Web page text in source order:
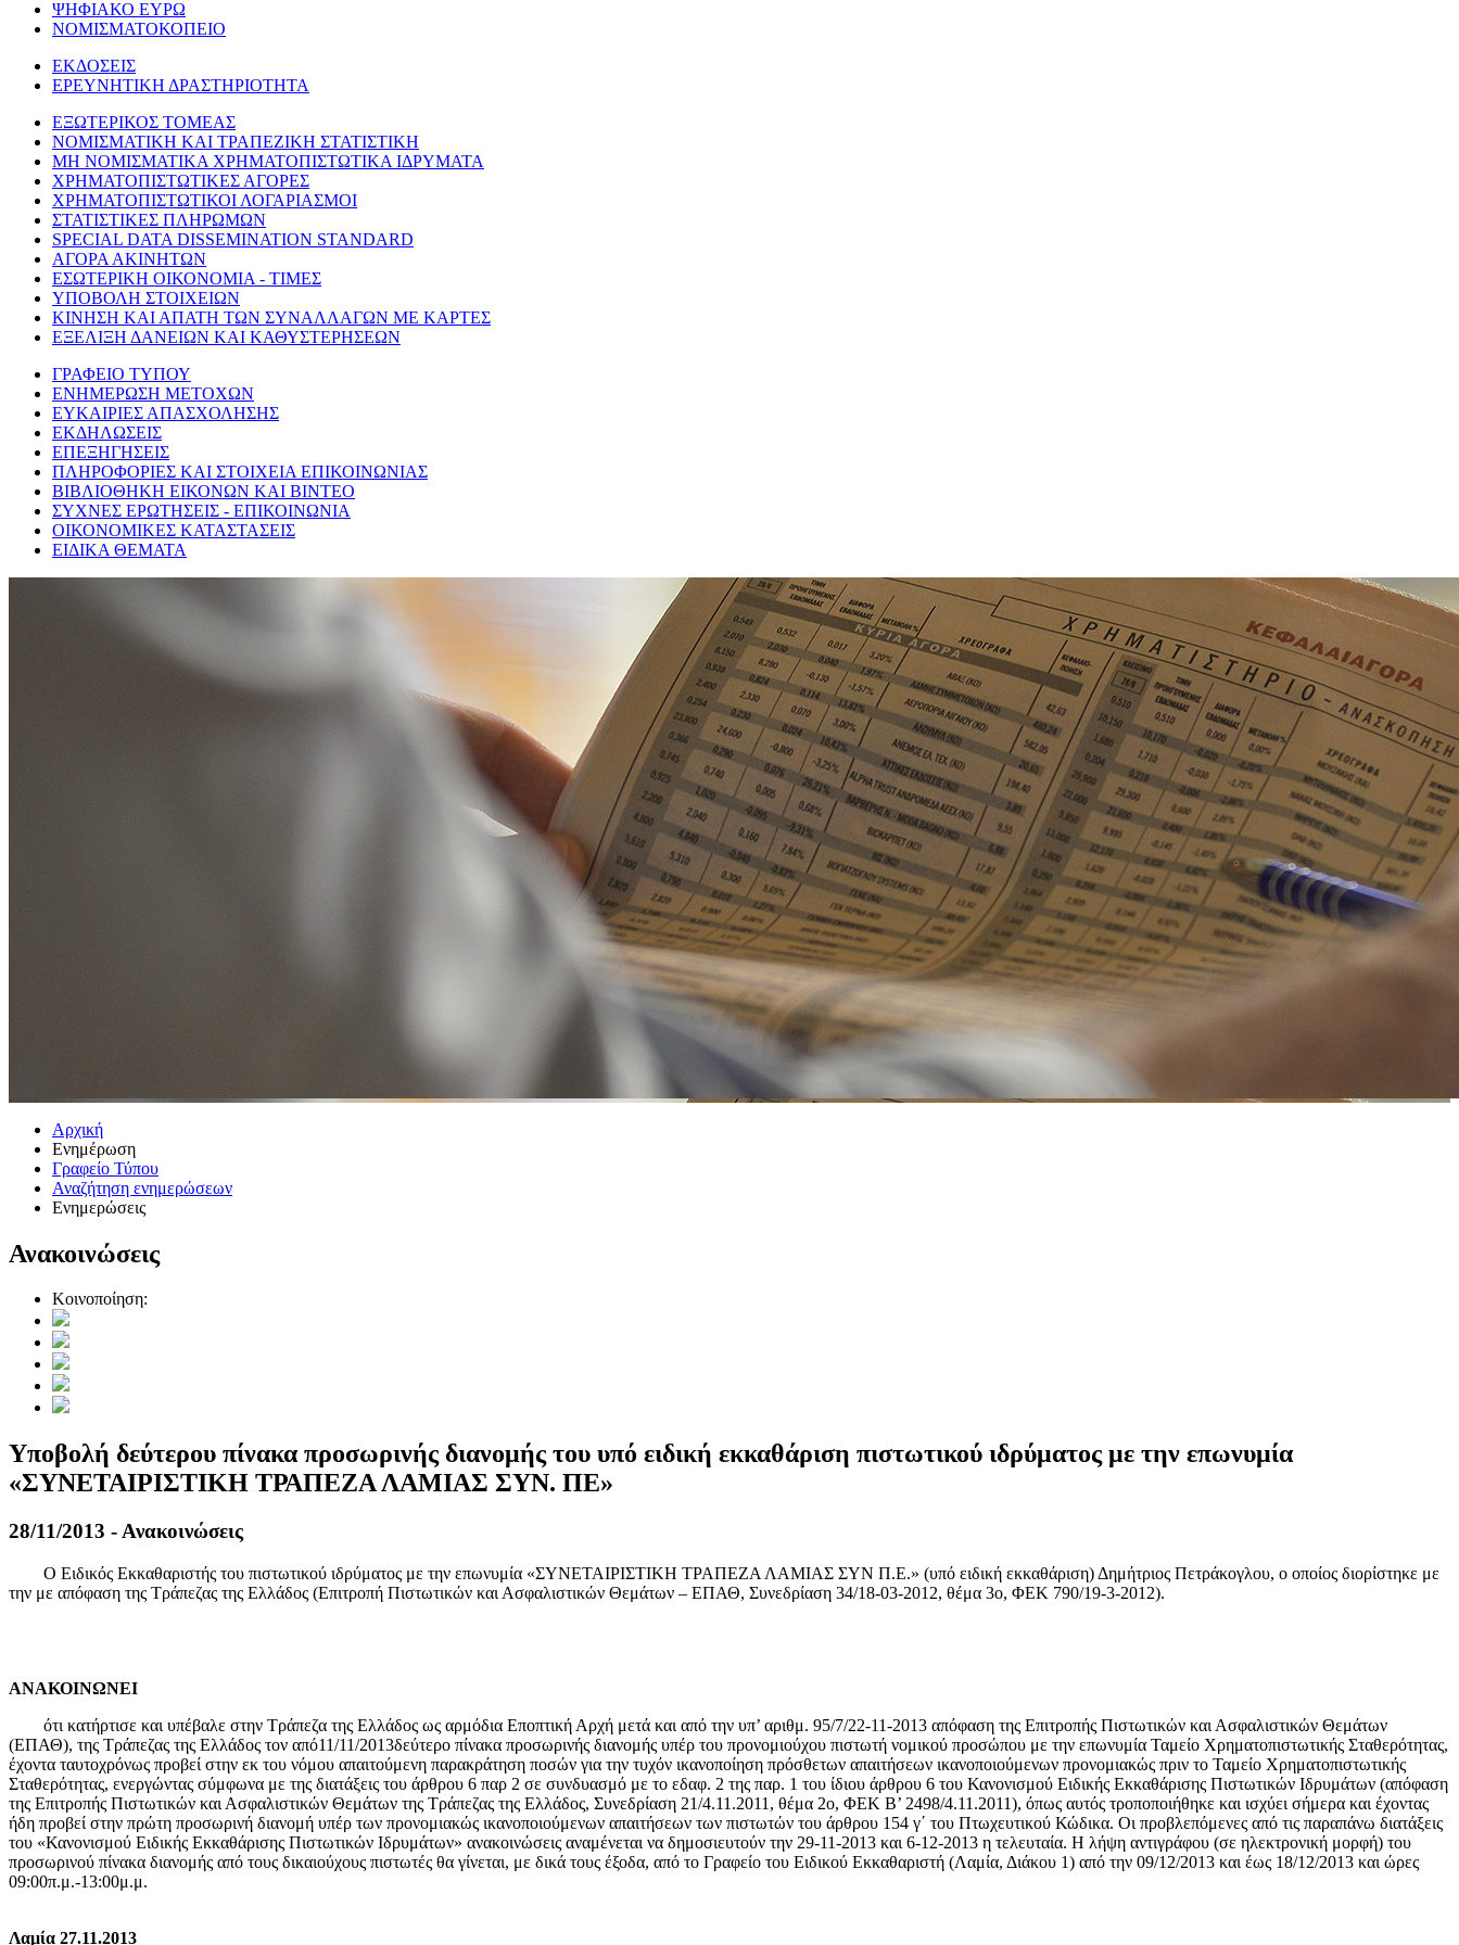
ΨΗΦΙΑΚΟ ΕΥΡΩ
ΝΟΜΙΣΜΑΤΟΚΟΠΕΙΟ
ΕΚΔΟΣΕΙΣ
ΕΡΕΥΝΗΤΙΚΗ ΔΡΑΣΤΗΡΙΟΤΗΤΑ
ΕΞΩΤΕΡΙΚΟΣ ΤΟΜΕΑΣ
ΝΟΜΙΣΜΑΤΙΚΗ ΚΑΙ ΤΡΑΠΕΖΙΚΗ ΣΤΑΤΙΣΤΙΚΗ
ΜΗ ΝΟΜΙΣΜΑΤΙΚΑ ΧΡΗΜΑΤΟΠΙΣΤΩΤΙΚΑ ΙΔΡΥΜΑΤΑ
ΧΡΗΜΑΤΟΠΙΣΤΩΤΙΚΕΣ ΑΓΟΡΕΣ
ΧΡΗΜΑΤΟΠΙΣΤΩΤΙΚΟΙ ΛΟΓΑΡΙΑΣΜΟΙ
ΣΤΑΤΙΣΤΙΚΕΣ ΠΛΗΡΩΜΩΝ
SPECIAL DATA DISSEMINATION STANDARD
ΑΓΟΡΑ ΑΚΙΝΗΤΩΝ
ΕΣΩΤΕΡΙΚΗ ΟΙΚΟΝΟΜΙΑ - ΤΙΜΕΣ
ΥΠΟΒΟΛΗ ΣΤΟΙΧΕΙΩΝ
ΚΙΝΗΣΗ ΚΑΙ ΑΠΑΤΗ ΤΩΝ ΣΥΝΑΛΛΑΓΩΝ ΜΕ ΚΑΡΤΕΣ
ΕΞΕΛΙΞΗ ΔΑΝΕΙΩΝ ΚΑΙ ΚΑΘΥΣΤΕΡΗΣΕΩΝ
ΓΡΑΦΕΙΟ ΤΥΠΟΥ
ΕΝΗΜΕΡΩΣΗ ΜΕΤΟΧΩΝ
ΕΥΚΑΙΡΙΕΣ ΑΠΑΣΧΟΛΗΣΗΣ
ΕΚΔΗΛΩΣΕΙΣ
ΕΠΕΞΗΓΗΣΕΙΣ
ΠΛΗΡΟΦΟΡΙΕΣ ΚΑΙ ΣΤΟΙΧΕΙΑ ΕΠΙΚΟΙΝΩΝΙΑΣ
ΒΙΒΛΙΟΘΗΚΗ ΕΙΚΟΝΩΝ ΚΑΙ ΒΙΝΤΕΟ
ΣΥΧΝΕΣ ΕΡΩΤΗΣΕΙΣ - ΕΠΙΚΟΙΝΩΝΙΑ
ΟΙΚΟΝΟΜΙΚΕΣ ΚΑΤΑΣΤΑΣΕΙΣ
ΕΙΔΙΚΑ ΘΕΜΑΤΑ
Αρχική
Ενημέρωση
Γραφείο Τύπου
Αναζήτηση ενημερώσεων
Ενημερώσεις
Ανακοινώσεις
Κοινοποίηση:
Υποβολή δεύτερου πίνακα προσωρινής διανομής του υπό ειδική εκκαθάριση πιστωτικού ιδρύματος με την επωνυμία
«ΣΥΝΕΤΑΙΡΙΣΤΙΚΗ ΤΡΑΠΕΖΑ ΛΑΜΙΑΣ ΣΥΝ. ΠΕ»
28/11/2013 - Ανακοινώσεις
Ο Ειδικός Εκκαθαριστής του πιστωτικού ιδρύματος με την επωνυμία «ΣΥΝΕΤΑΙΡΙΣΤΙΚΗ ΤΡΑΠΕΖΑ ΛΑΜΙΑΣ ΣΥΝ Π.Ε.» (υπό ειδική εκκαθάριση) Δημήτριος Πετράκογλου, ο οποίος διορίστηκε με
την με απόφαση της Τράπεζας της Ελλάδος (Επιτροπή Πιστωτικών και Ασφαλιστικών Θεμάτων – ΕΠΑΘ, Συνεδρίαση 34/18-03-2012, θέμα 3ο, ΦΕΚ 790/19-3-2012).
ΑΝΑΚΟΙΝΩΝΕΙ
ότι κατήρτισε και υπέβαλε στην Τράπεζα της Ελλάδος ως αρμόδια Εποπτική Αρχή μετά και από την υπ’ αριθμ. 95/7/22-11-2013 απόφαση της Επιτροπής Πιστωτικών και Ασφαλιστικών Θεμάτων
(ΕΠΑΘ), της Τράπεζας της Ελλάδος τον από11/11/2013δεύτερο πίνακα προσωρινής διανομής υπέρ του προνομιούχου πιστωτή νομικού προσώπου με την επωνυμία Ταμείο Χρηματοπιστωτικής Σταθερότητας,
έχοντα ταυτοχρόνως προβεί στην εκ του νόμου απαιτούμενη παρακράτηση ποσών για την τυχόν ικανοποίηση πρόσθετων απαιτήσεων ικανοποιούμενων προνομιακώς πριν το Ταμείο Χρηματοπιστωτικής
Σταθερότητας, ενεργώντας σύμφωνα με της διατάξεις του άρθρου 6 παρ 2 σε συνδυασμό με το εδαφ. 2 της παρ. 1 του ίδιου άρθρου 6 του Κανονισμού Ειδικής Εκκαθάρισης Πιστωτικών Ιδρυμάτων (απόφαση
της Επιτροπής Πιστωτικών και Ασφαλιστικών Θεμάτων της Τράπεζας της Ελλάδος, Συνεδρίαση 21/4.11.2011, θέμα 2ο, ΦΕΚ Β’ 2498/4.11.2011), όπως αυτός τροποποιήθηκε και ισχύει σήμερα και έχοντας
ήδη προβεί στην πρώτη προσωρινή διανομή υπέρ των προνομιακώς ικανοποιούμενων απαιτήσεων των πιστωτών του άρθρου 154 γ΄ του Πτωχευτικού Κώδικα. Οι προβλεπόμενες από τις παραπάνω διατάξεις
του «Κανονισμού Ειδικής Εκκαθάρισης Πιστωτικών Ιδρυμάτων» ανακοινώσεις αναμένεται να δημοσιευτούν την 29-11-2013 και 6-12-2013 η τελευταία. Η λήψη αντιγράφου (σε ηλεκτρονική μορφή) του
προσωρινού πίνακα διανομής από τους δικαιούχους πιστωτές θα γίνεται, με δικά τους έξοδα, από το Γραφείο του Ειδικού Εκκαθαριστή (Λαμία, Διάκου 1) από την 09/12/2013 και έως 18/12/2013 και ώρες
09:00π.μ.-13:00μ.μ.
Λαμία 27.11.2013